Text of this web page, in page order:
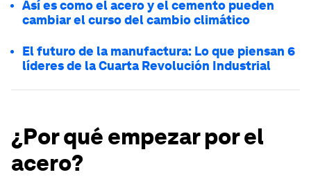
Así es como el acero y el cemento pueden
cambiar el curso del cambio climático
El futuro de la manufactura: Lo que piensan 6
líderes de la Cuarta Revolución Industrial
¿Por qué empezar por el
acero?